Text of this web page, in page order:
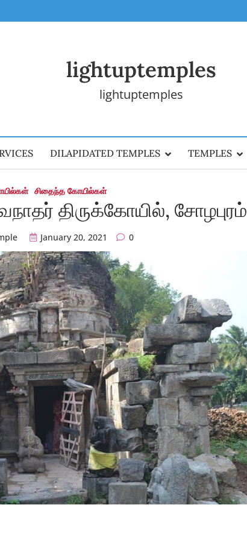
lightuptemples
lightuptemples
DILAPIDATED TEMPLES TEMPLES
சிதைந்த கோயில்கள்
திருக்கோயில், சோழபுரம்
January 20, 2021 0